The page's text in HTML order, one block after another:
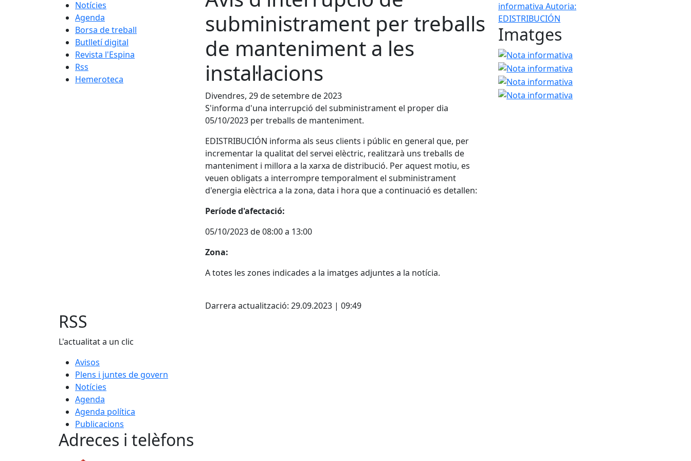
Notícies
Agenda
Borsa de treball
Butlletí digital
Revista l'Espina
Rss
Hemeroteca
subministrament per treballs
de manteniment a les
instal·lacions
Divendres, 29 de setembre de 2023
S'informa d'una interrupció del subministrament el proper dia
05/10/2023 per treballs de manteniment.
EDISTRIBUCIÓN informa als seus clients i públic en general que, per
incrementar la qualitat del servei elèctric, realitzarà uns treballs de
manteniment i millora a la xarxa de distribució. Per aquest motiu, es
veuen obligats a interrompre temporalment el subministrament
d'energia elèctrica a la zona, data i hora que a continuació es detallen:
Període d'afectació:
05/10/2023 de 08:00 a 13:00
Zona:
A totes les zones indicades a la imatges adjuntes a la notícia.
Darrera actualització: 29.09.2023 | 09:49
informativa Autoria:
EDISTRIBUCIÓN
Imatges
Nota informativa
RSS
L'actualitat a un clic
Avisos
Plens i juntes de govern
Notícies
Agenda
Agenda política
Publicacions
Adreces i telèfons